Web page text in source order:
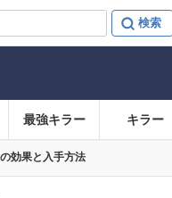
最強キラー キラー
効果と入手方法